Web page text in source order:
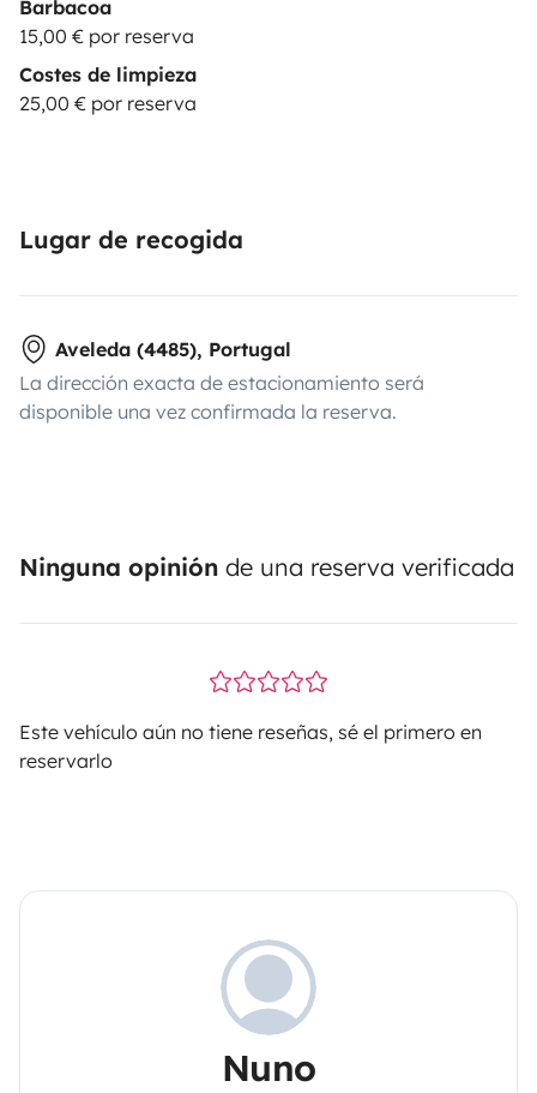
Barbacoa
15,00 € por reserva
Costes de limpieza
25,00 € por reserva
Lugar de recogida
Aveleda (4485), Portugal
La dirección exacta de estacionamiento será
disponible una vez confirmada la reserva.
Ninguna opinión de una reserva verificada
Este vehículo aún no tiene reseñas, sé el primero en
reservarlo
Nuno